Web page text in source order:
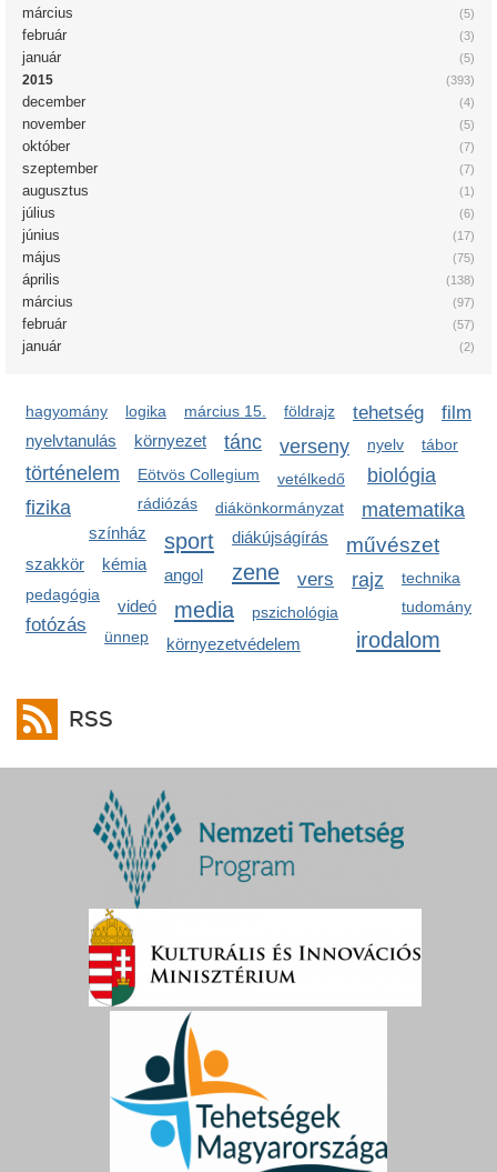
(5)
március
(3)
február
(5)
január
(393)
2015
(4)
december
(5)
november
(7)
október
(7)
szeptember
(1)
augusztus
(6)
július
(17)
június
(75)
május
(138)
április
(97)
március
(57)
február
(2)
január
hagyomány logika március 15. földrajz tehetség
nyelvtanulás környezet tánc verseny nyelv
történelem Eötvös Collegium biológia
vetélkedő
rádiózás
diákönkormányzat matematika
fizika
színház sport diákújságírás művészet
szakkör zene
kémia
film
angol vers rajz
pedagógia
technika
videó media pszichológia tudomány
irodalom
fotózás
tábor
ünnep környezetvédelem
RSS